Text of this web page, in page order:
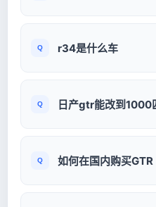
r34是什么车
日产gtr能改到1000
如何在国内购买GTR